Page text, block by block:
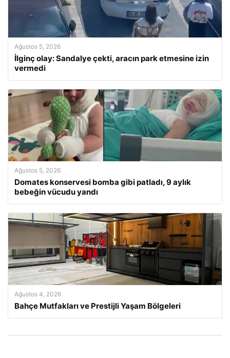
Ağustos 5, 2026
İlginç olay: Sandalye çekti, aracın park etmesine izin
vermedi
Ağustos 5, 2026
Domates konservesi bomba gibi patladı, 9 aylık
bebeğin vücudu yandı
Ağustos 4, 2026
Bahçe Mutfakları ve Prestijli Yaşam Bölgeleri